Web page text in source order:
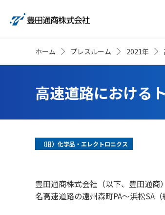
ホーム プレスルーム 2021年
高速道路における
（旧）化学品・エレクトロニクス
豊田通商株式会社（以下、豊田通
名高速道路の遠州森町PA～浜松SA